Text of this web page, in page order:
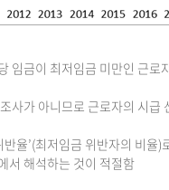
임금이 최저임금 미만인 근
사가 아니므로 근로자의 시
율’(최저임금 위반자의 비율)
서 해석하는 것이 적절함